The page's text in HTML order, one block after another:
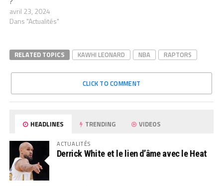
avril 23, 2024
Dans "Actualités"
RELATED TOPICS KAWHI LEONARD NBA RAPTORS
CLICK TO COMMENT
HEADLINES TRENDING VIDEOS
ACTUALITÉS
Derrick White et le lien d’âme avec le Heat